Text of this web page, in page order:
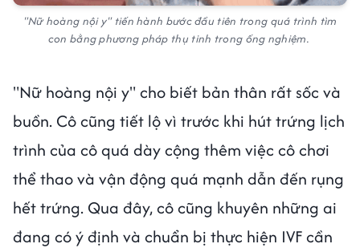
"Nữ hoàng nội y" tiến hành bước đầu tiên trong quá trình tìm
con bằng phương pháp thụ tinh trong ống nghiệm.
"Nữ hoàng nội y" cho biết bản thân rất sốc và
buồn. Cô cũng tiết lộ vì trước khi hút trứng lịch
trình của cô quá dày cộng thêm việc cô chơi
thể thao và vận động quá mạnh dẫn đến rụng
hết trứng. Qua đây, cô cũng khuyên những ai
đang có ý định và chuẩn bị thực hiện IVF cần